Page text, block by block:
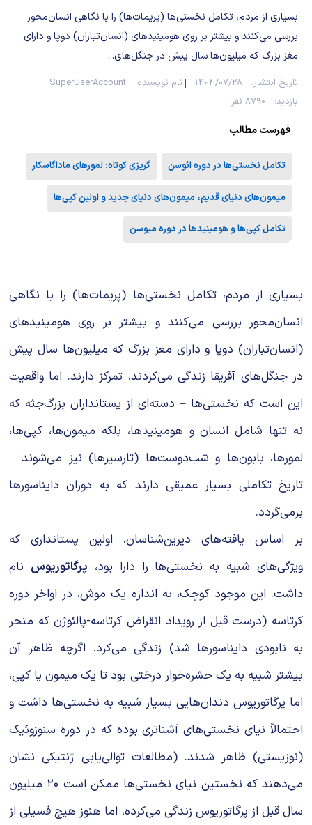
بسیاری از مردم، تکامل نخستی‌ها (پریمات‌ها) را با نگاهی انسان‌محور
بررسی می‌کنند و بیشتر بر روی هومینیدهای (انسان‌تباران) دوپا و دارای
مغز بزرگ که میلیون‌ها سال پیش در جنگل‌های...
تاریخ انتشار: 1404/07/28 نام نویسنده:
SuperUserAccount
بازدید:
8790 نفر
فهرست مطالب
تکامل نخستی‌ها در دوره ائوسن گریزی کوتاه: لمورهای ماداگاسکار
میمون‌های دنیای قدیم، میمون‌های دنیای جدید و اولین کپی‌ها
تکامل کپی‌ها و هومینیدها در دوره میوسن
بسیاری از مردم، تکامل نخستی‌ها (پریمات‌ها) را با نگاهی
انسان‌محور بررسی می‌کنند و بیشتر بر روی هومینیدهای
(انسان‌تباران) دوپا و دارای مغز بزرگ که میلیون‌ها سال پیش
در جنگل‌های آفریقا زندگی می‌کردند، تمرکز دارند. اما واقعیت
این است که نخستی‌ها – دسته‌ای از پستانداران بزرگ‌جثه که
نه تنها شامل انسان و هومینیدها، بلکه میمون‌ها، کپی‌ها،
لمورها، بابون‌ها و شب‌دوست‌ها (تارسیرها) نیز می‌شوند –
تاریخ تکاملی بسیار عمیقی دارند که به دوران دایناسورها
برمی‌گردد.
بر اساس یافته‌های دیرین‌شناسان، اولین پستانداری که
ویژگی‌های شبیه به نخستی‌ها را دارا بود، پرگاتوریوس نام
داشت. این موجود کوچک، به اندازه یک موش، در اواخر دوره
کرتاسه (درست قبل از رویداد انقراض کرتاسه-پالئوژن که منجر
به نابودی دایناسورها شد) زندگی می‌کرد. اگرچه ظاهر آن
بیشتر شبیه به یک حشره‌خوار درختی بود تا یک میمون یا کپی،
اما پرگاتوریوس دندان‌هایی بسیار شبیه به نخستی‌ها داشت و
احتمالاً نیای نخستی‌های آشناتری بوده که در دوره سنوزوئیک
(نوزیستی) ظاهر شدند. (مطالعات توالی‌یابی ژنتیکی نشان
می‌دهند که نخستین نیای نخستی‌ها ممکن است ۲۰ میلیون
سال قبل از پرگاتوریوس زندگی می‌کرده، اما هنوز هیچ فسیلی از
صلاح های شیمیایی
بمب های شیمیایی
روانپزشکی
گیاهان دارویی